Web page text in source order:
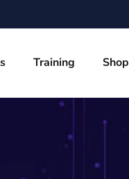
Training Shop